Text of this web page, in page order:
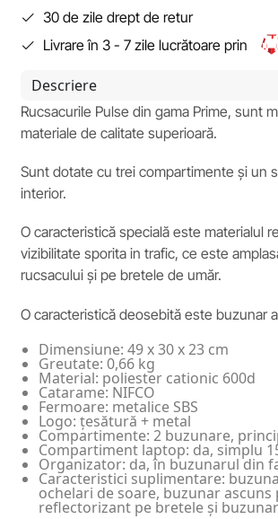
30 de zile drept de retur
Livrare în 3 - 7 zile lucrătoare prin
Descriere
Rucsacurile Pulse din gama Prime, sunt
materiale de calitate superioară.
Sunt dotate cu trei compartimente și un
interior.
O caracteristică specială este materialul
vizibilitate sporita in trafic, ce este
rucsacului și pe bretele de umăr.
O caracteristică deosebită este buzunar
Dimensiune: 49 x 30 x 23 cm
Greutate: 0,66 kg
Material: poliester cationic 600d
Catarame: NIFCO
Fermoare: metalice SBS
Logo: țesătură + metal
Compartimente: 2 buzunare,
Compartiment laptop: da, simplu
Organizator: da, în buzunarul din
Caracteristici suplimentare:
ochelari de soare, buzunar ascuns
reflectorizant pe bretele și